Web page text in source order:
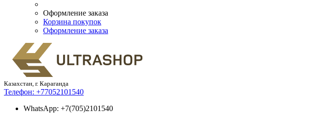
Оформление заказа
Корзина покупок
Оформление заказа
Казахстан, г. Караганда
Телефон: +77052101540
WhatsApp: +7(705)2101540